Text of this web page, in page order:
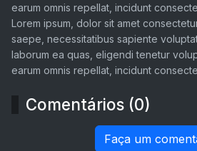
earum omnis repellat, incidunt
Lorem ipsum, dolor sit amet
saepe, necessitatibus sapiente
laborum ea quas, eligendi tenetur
earum omnis repellat, incidunt
Comentários (0)
Faça um